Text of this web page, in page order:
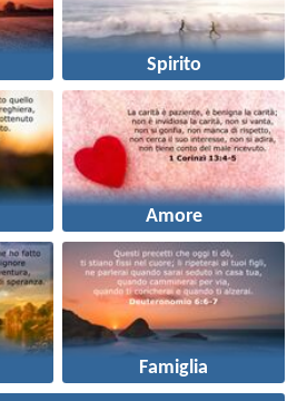
Spirito
Amore
Famiglia